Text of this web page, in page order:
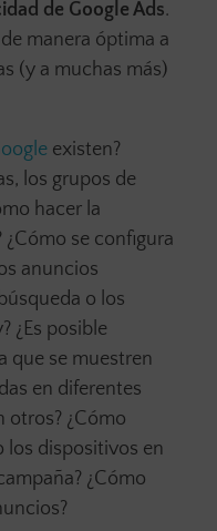
de Google Ads.
manera óptima a
(y a muchas más)
existen?
los grupos de
hacer la
se configura
anuncios
o los
¿Es posible
que se muestren
en diferentes
otros? ¿Cómo
los dispositivos en
¿Cómo